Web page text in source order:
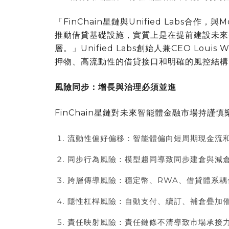
「FinChain星鏈與Unified Labs合作，與
推動借貸基礎設施，實質上是在提前建設未
層。
」 Unified Labs創始人兼CEO Louis
押物、高流動性的借貸接口和明確的風控結
風險同步：增長與治理必須並進
FinChain星鏈對未來智能體金融市場持謹
流動性偏好偏移：智能體偏向短周期現金流
同步行為風險：模型趨同導致同步建倉與減
跨層傳導風險：穩定幣、RWA、借貸體系
隱性杠桿風險：自動支付、續訂、補倉疊加
責任映射風險：責任鏈條不清導致市場承接